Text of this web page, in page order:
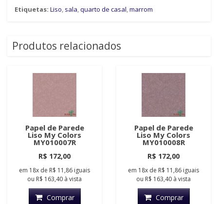
Etiquetas: Liso, sala,quarto de casal,marrom
Produtos relacionados
Papel de Parede
Liso My Colors
MY010007R
R$ 172,00
em 18x de R$ 11,86 iguais
ou R$ 163,40 à vista
Comprar
Papel de Parede
Liso My Colors
MY010008R
R$ 172,00
em 18x de R$ 11,86 iguais
ou R$ 163,40 à vista
Comprar